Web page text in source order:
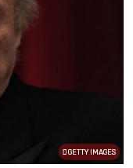
GETTY IMAGES